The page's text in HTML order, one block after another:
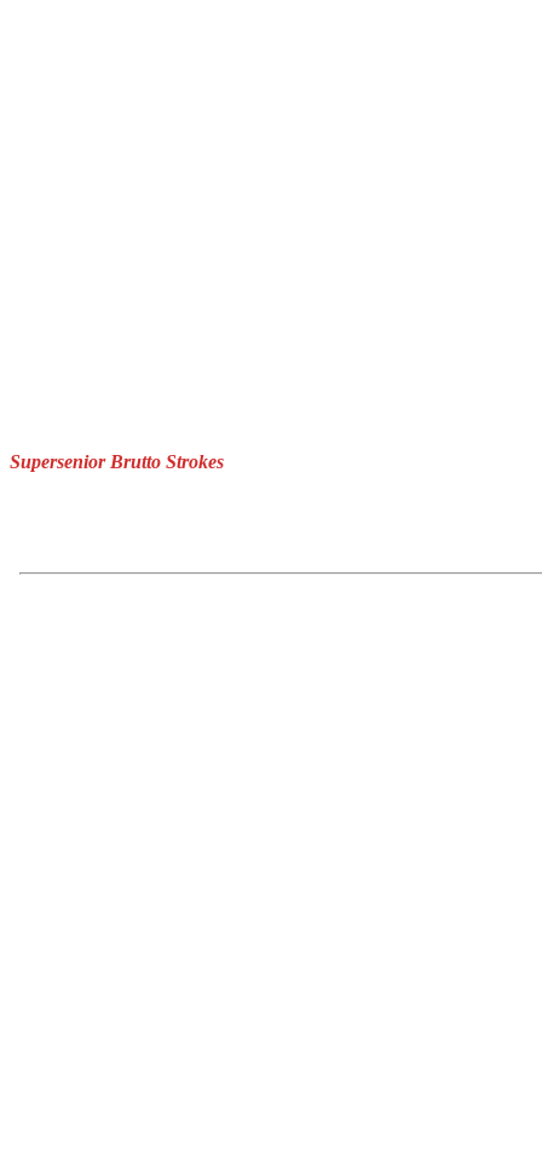
Supersenior Brutto Strokes